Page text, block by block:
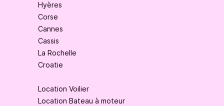
Hyères
Corse
Cannes
Cassis
La Rochelle
Croatie
Location Voilier
Location Bateau à moteur